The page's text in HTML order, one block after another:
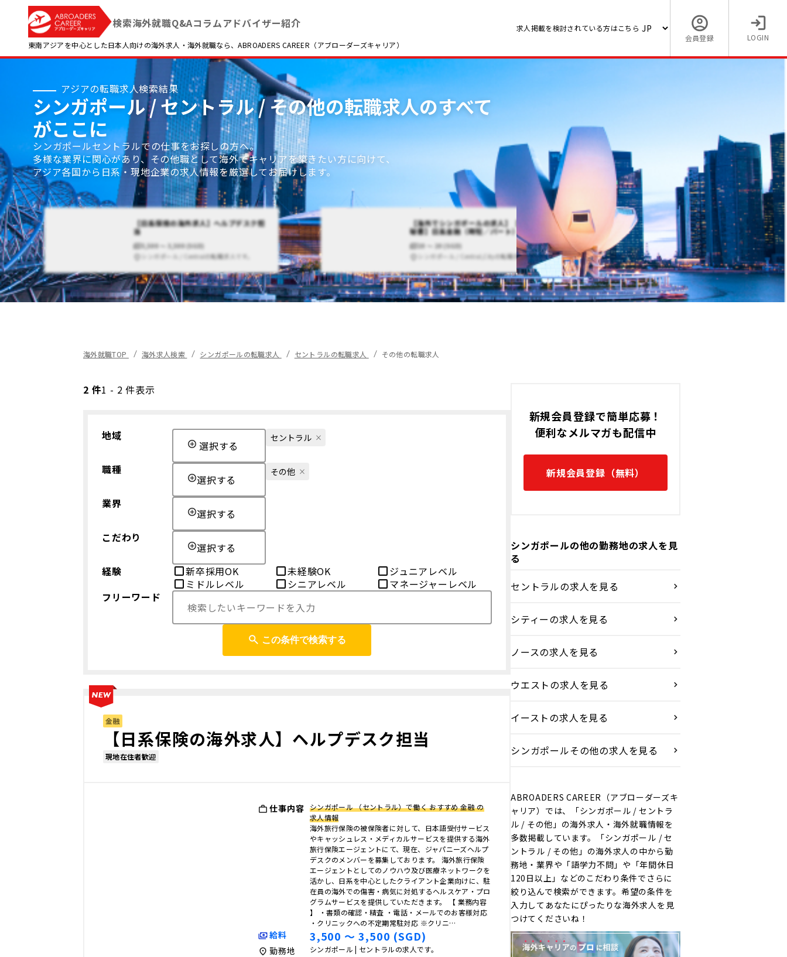
検索海外就職Q&Aコラムアドバイザー紹介
東南アジアを中心とした日本人向けの海外求人・海外就職なら、ABROADERS CAREER（アブローダーズキャリア）
求人掲載を検討されている方はこちら
会員登録
LOGIN
アジアの転職求人検索結果
シンガポール / セントラル / その他の転職求人のすべて
がここに
シンガポールセントラルでの仕事をお探しの方へ。
多様な業界に関心があり、その他職として海外でキャリアを築きたい方に向けて、
アジア各国から日系・現地企業の求人情報を厳選してお届けします。
【日系保険の海外求人】ヘルプデスク担
当
3,500 〜 3,500 (SGD)
シンガポール / Centralの転職求人です。
【海外でシンガポールの求人】【事務 兼
秘書】日系金融（時短／パート）
20 〜 20 (SGD)
シンガポール / Central,Cityの転職求人です。
海外就職TOP 海外求人検索 シンガポールの転職求人 セントラルの転職求人 その他の転職求人
新規会員登録で簡単応募！
便利なメルマガも配信中
新規会員登録（無料）
シンガポールの他の勤務地の求人を見
る
セントラルの求人を見る
シティーの求人を見る
ノースの求人を見る
ウエストの求人を見る
イーストの求人を見る
シンガポールその他の求人を見る
ABROADERS CAREER（アブローダーズキ
ャリア）では、「シンガポール / セントラ
ル / その他」の海外求人・海外就職情報を
多数掲載しています。「シンガポール / セ
ントラル / その他」の海外求人の中から勤
務地・業界や「語学力不問」や「年間休日
120日以上」などのこだわり条件でさらに
絞り込んで検索ができます。希望の条件を
入力してあなたにぴったりな海外求人を見
つけてくださいね！
2 件1 - 2 件表示
地域
選択する
セントラル
職種
選択する
その他
業界
選択する
こだわり
選択する
経験
新卒採用OK 未経験OK
ジュニアレベル
ミドルレベル
シニアレベル
マネージャーレベル
フリーワード
この条件で検索する
金融
【日系保険の海外求人】ヘルプデスク担当
現地在住者歓迎
仕事内容 シンガポール （セントラル）で働く おすすめ 金融 の
求人情報
海外旅行保険の被保険者に対して、日本語受付サービス
やキャッシュレス・メディカルサービスを提供する海外
旅行保険エージェントにて、現在、ジャパニーズヘルプ
デスクのメンバーを募集しております。 海外旅行保険
エージェントとしてのノウハウ及び医療ネットワークを
活かし、日系を中心としたクライアント企業向けに、駐
在員の海外での傷害・病気に対処するヘルスケア・プロ
グラムサービスを提供していただきます。 【 業務内容
】 ・書類の確認・精査 ・電話・メールでのお客様対応
・クリニックへの不定期常駐対応 ※クリニ…
給料 3,500 〜 3,500 (SGD)
勤務地 シンガポール | セントラルの求人です。